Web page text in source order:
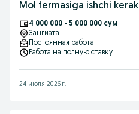
Mol fermasiga ishchi kerak
4 000 000 - 5 000 000 сум
Зангиата
Постоянная работа
Работа на полную ставку
24 июля 2026 г.